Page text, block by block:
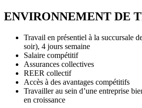
ENVIRONNEMENT DE
Travail en présentiel à la succursale
soir), 4 jours semaine
Salaire compétitif
Assurances collectives
REER collectif
Accès à des avantages compétitifs
Travailler au sein d’une entreprise
en croissance